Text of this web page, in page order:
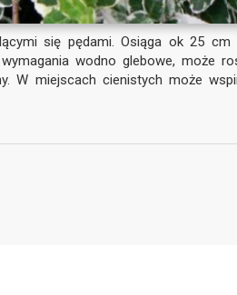
się pędami. Osiąga ok 25
wodno glebowe, może
W miejscach cienistych może